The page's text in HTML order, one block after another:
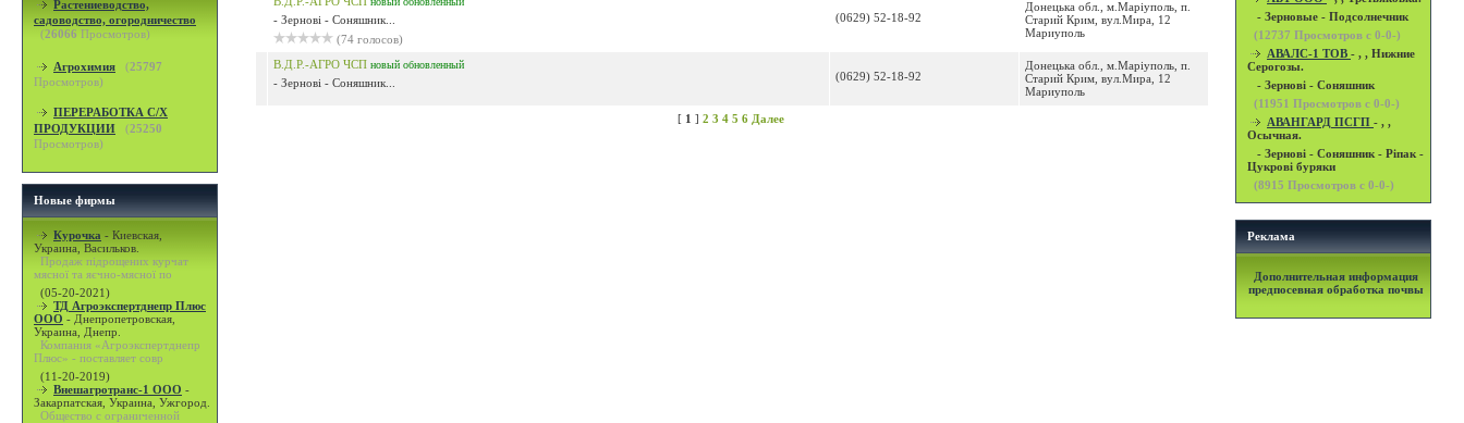
Растениеводство,
садоводство, огородничество
(26066 Просмотров)
Агрохимия (25797
Просмотров)
ПЕРЕРАБОТКА С/Х
ПРОДУКЦИИ
(25250
Просмотров)
Новые фирмы
Курочка - Киевская,
Украина, Васильков.
Продаж підрощених курчат
мясної та яєчно-мясної по
(05-20-2021)
ТД Агроэкспертднепр Плюс
ООО - Днепропетровская,
Украина, Днепр.
Компания «Агроэкспертднепр
Плюс» - поставляет совр
(11-20-2019)
Внешагротранс-1 ООО -
Закарпатская, Украина, Ужгород.
Общество с ограниченной
- Зернові - Соняшник...
(74 голосов)
(0629) 52-18-92
Донецька обл., м.Маріуполь, п.
Старий Крим, вул.Мира, 12
Мариуполь
В.Д.Р.-АГРО ЧСП новый обновленный
- Зернові - Соняшник... (0629) 52-18-92
Донецька обл., м.Маріуполь, п.
Старий Крим, вул.Мира, 12
Мариуполь
[ 1 ] 2 3 4 5 6 Далее
- Зерновые - Подсолнечник
(12737 Просмотров с 0-0-)
АВАЛС-1 ТОВ - , , Нижние
Серогозы.
- Зернові - Соняшник
(11951 Просмотров с 0-0-)
АВАНГАРД ПСГП - , ,
Осычная.
- Зернові - Соняшник - Ріпак -
Цукрові буряки
(8915 Просмотров с 0-0-)
Реклама
Дополнительная информация
предпосевная обработка почвы